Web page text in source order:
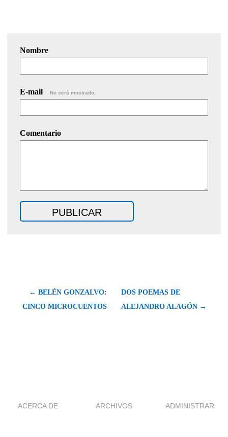
Nombre
E-mail No será mostrado.
Comentario
← BELÉN GONZALVO:
CINCO MICROCUENTOS
DOS POEMAS DE
ALEJANDRO ALAGÓN →
ACERCA DE ARCHIVOS ADMINISTRAR